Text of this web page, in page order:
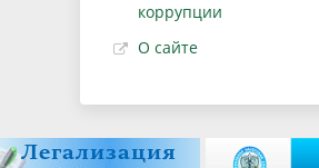
коррупции
О сайте